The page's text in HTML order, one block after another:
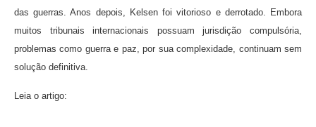
das guerras. Anos depois, Kelsen foi vitorioso e derrotado. Embora
muitos tribunais internacionais possuam jurisdição compulsória,
problemas como guerra e paz, por sua complexidade, continuam sem
solução definitiva.
Leia o artigo: